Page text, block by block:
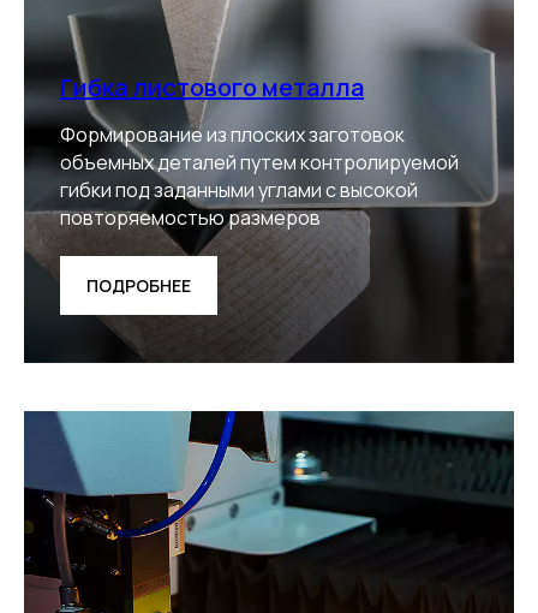
Гибка листового металла
Формирование из плоских заготовок
объемных деталей путем контролируемой
гибки под заданными углами с высокой
повторяемостью размеров
ПОДРОБНЕЕ